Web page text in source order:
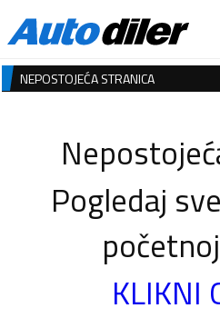
NEPOSTOJEĆA STRANICA
Pogledaj
KLIKNI